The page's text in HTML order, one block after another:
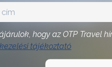
hogy az OTP Travel
tájékoztató